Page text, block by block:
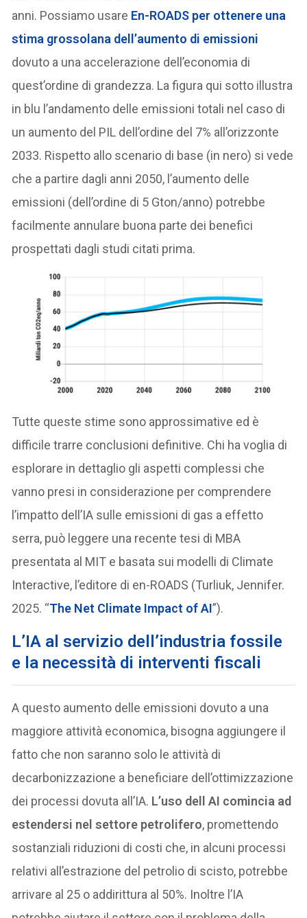
anni. Possiamo usare En-ROADS per ottenere una
stima grossolana dell’aumento di emissioni
dovuto a una accelerazione dell’economia di
quest’ordine di grandezza. La figura qui sotto illustra
in blu l’andamento delle emissioni totali nel caso di
un aumento del PIL dell’ordine del 7% all’orizzonte
2033. Rispetto allo scenario di base (in nero) si vede
che a partire dagli anni 2050, l’aumento delle
emissioni (dell’ordine di 5 Gton/anno) potrebbe
facilmente annulare buona parte dei benefici
prospettati dagli studi citati prima.
Tutte queste stime sono approssimative ed è
difficile trarre conclusioni definitive. Chi ha voglia di
esplorare in dettaglio gli aspetti complessi che
vanno presi in considerazione per comprendere
l’impatto dell’IA sulle emissioni di gas a effetto
serra, può leggere una recente tesi di MBA
presentata al MIT e basata sui modelli di Climate
Interactive, l’editore di en-ROADS (Turliuk, Jennifer.
2025. “The Net Climate Impact of AI”).
L’IA al servizio dell’industria fossile
e la necessità di interventi fiscali
A questo aumento delle emissioni dovuto a una
maggiore attività economica, bisogna aggiungere il
fatto che non saranno solo le attività di
decarbonizzazione a beneficiare dell’ottimizzazione
dei processi dovuta all’IA. L’uso dell AI comincia ad
estendersi nel settore petrolifero, promettendo
sostanziali riduzioni di costi che, in alcuni processi
relativi all’estrazione del petrolio di scisto, potrebbe
arrivare al 25 o addirittura al 50%. Inoltre l’IA